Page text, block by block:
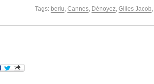
Tags: berlu, Cannes, Dénoyez, Gilles Jacob,